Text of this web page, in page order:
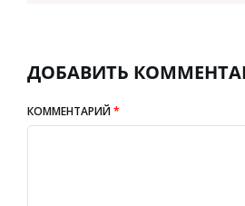
ДОБАВИТЬ
КОММЕНТАРИЙ*